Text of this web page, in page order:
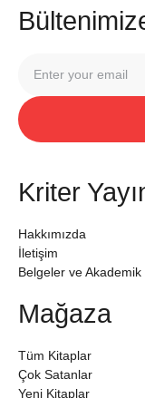
Kriter
Hakkımızda
İletişim
Belgeler ve Akademik
Mağaza
Tüm Kitaplar
Çok Satanlar
Yeni Kitaplar